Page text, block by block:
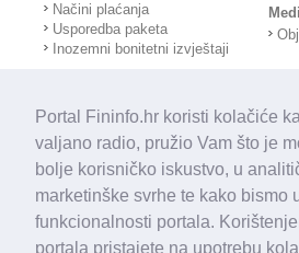
Portal Fininfo.hr koristi kolačiće
valjano radio, pružio Vam što je
bolje korisničko iskustvo, u
marketinške svrhe te kako bismo
funkcionalnosti portala.
portala pristajete na upotrebu
Načini plaćanja
Usporedba paketa
Inozemni bonitetni izvještaji